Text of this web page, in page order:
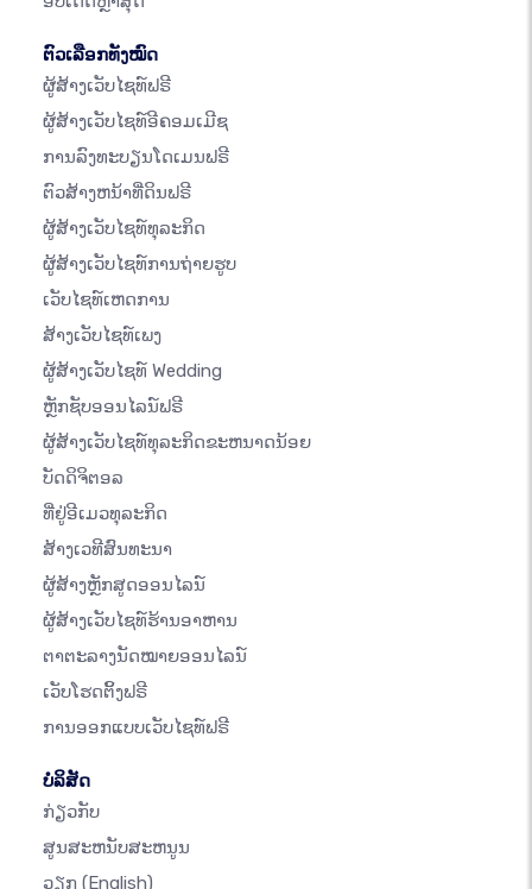
ຕົວເລືອກທັງໝົດ
ຜູ້ສ້າງເວັບໄຊທ໌ຟຣີ
ຜູ້ສ້າງເວັບໄຊທ໌ອີຄອມເມີຊ
ການລົງທະບຽນໂດເມນຟຣີ
ຕົວສ້າງຫນ້າທີ່ດິນຟຣີ
ຜູ້ສ້າງເວັບໄຊທ໌ທຸລະກິດ
ຜູ້ສ້າງເວັບໄຊທ໌ການຖ່າຍຮູບ
ເວັບໄຊທ໌ເຫດການ
ສ້າງເວັບໄຊທ໌ເພງ
ຜູ້ສ້າງເວັບໄຊທ໌ Wedding
ຫຼັກຊັບອອນໄລນ໌ຟຣີ
ຜູ້ສ້າງເວັບໄຊທ໌ທຸລະກິດຂະຫນາດນ້ອຍ
ບັດດິຈິຕອລ
ທີ່ຢູ່ອີເມວທຸລະກິດ
ສ້າງເວທີສົນທະນາ
ຜູ້ສ້າງຫຼັກສູດອອນໄລນ໌
ຜູ້ສ້າງເວັບໄຊທ໌ຮ້ານອາຫານ
ຕາຕະລາງນັດໝາຍອອນໄລນ໌
ເວັບໂຮດຕິ້ງຟຣີ
ການອອກແບບເວັບໄຊທ໌ຟຣີ
ບໍລິສັດ
ກ່ຽວກັບ
ສູນສະຫນັບສະຫນູນ
ວຽກ (English)